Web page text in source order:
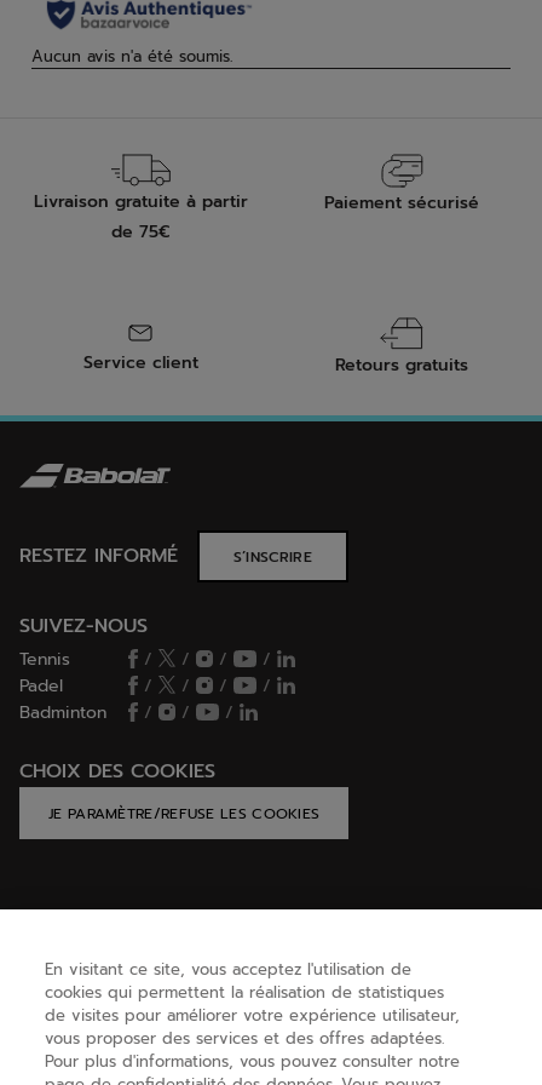
Livraison gratuite à partir
de 75€
Paiement sécurisé
Service client Retours gratuits
RESTEZ INFORMÉ S’INSCRIRE
SUIVEZ-NOUS
Tennis / / /
/
Padel
/ / /
/
Badminton
/ / /
CHOIX DES COOKIES
JE PARAMÈTRE/REFUSE LES COOKIES
BESOIN D'AIDE ?
En visitant ce site, vous acceptez l'utilisation de
cookies qui permettent la réalisation de statistiques
de visites pour améliorer votre expérience utilisateur,
vous proposer des services et des offres adaptées.
Pour plus d'informations, vous pouvez consulter notre